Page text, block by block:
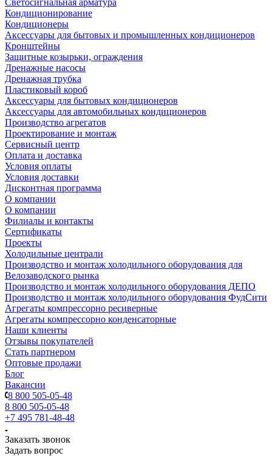
Светосигнальная арматура
Кондиционирование
Кондиционеры
Аксессуары для бытовых и промышленных кондиционеров
Кронштейны
Защитные козырьки, ограждения
Дренажные насосы
Дренажная трубка
Пластиковый короб
Аксессуары для бытовых кондиционеров
Аксессуары для автомобильных кондиционеров
Производство агрегатов
Проектирование и монтаж
Сервисный центр
Оплата и доставка
Условия оплаты
Условия доставки
Дисконтная программа
О компании
О компании
Филиалы и контакты
Сертификаты
Проекты
Холодильные централи
Производство и монтаж холодильного оборудования для
Велозаводского рынка
Производство и монтаж холодильного оборудования ДЕПО
Производство и монтаж холодильного оборудования ФудСити
Агрегаты компрессорно ресиверные
Агрегаты компрессорно конденсаторные
Наши клиенты
Отзывы покупателей
Стать партнером
Оптовые продажи
Блог
Вакансии
8 800 505-05-48
8 800 505-05-48
+7 495 781-48-48
Заказать звонок
Задать вопрос